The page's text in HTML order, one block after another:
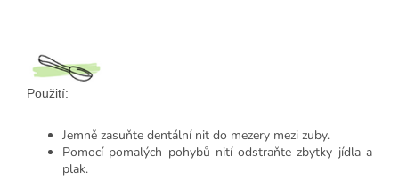
Použití:
Jemně zasuňte dentální nit do mezery mezi zuby.
Pomocí pomalých pohybů nití odstraňte zbytky jídla a
plak.